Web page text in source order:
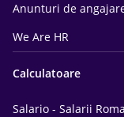
Anunturi de
We Are HR
Calculatoare
Salario - Salarii